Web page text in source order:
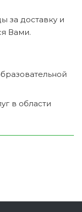
за доставку и
Вами.
в области